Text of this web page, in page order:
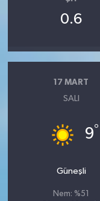
0.6
17 MART
SALI
9°
Güneşli
Nem: %51